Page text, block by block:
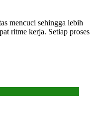
mencuci sehingga lebih
ritme kerja. Setiap proses